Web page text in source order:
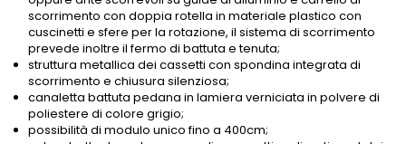
scorrimento con doppia rotella in materiale plastico con
cuscinetti e sfere per la rotazione, il sistema di scorrimento
prevede inoltre il fermo di battuta e tenuta;
struttura metallica dei cassetti con spondina integrata di
scorrimento e chiusura silenziosa;
canaletta battuta pedana in lamiera verniciata in polvere di
poliestere di colore grigio;
possibilità di modulo unico fino a 400cm;